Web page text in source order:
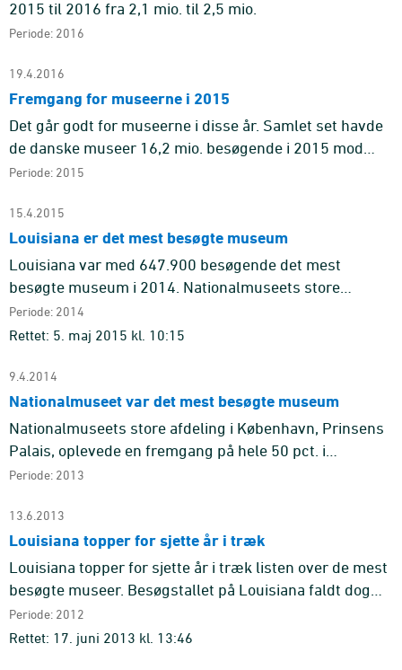
2015 til 2016 fra 2,1 mio. til 2,5 mio.
Periode: 2016
19.4.2016
Fremgang for museerne i 2015
Det går godt for museerne i disse år. Samlet set havde
de danske museer 16,2 mio. besøgende i 2015 mod
14,6 mio. i 2014, hvilket er en stigning på 11 pct. For de
Periode: 2015
15.4.2015
Louisiana er det mest besøgte museum
Louisiana var med 647.900 besøgende det mest
besøgte museum i 2014. Nationalmuseets store
afdeling i København, Prinsens Palais var det
næstmest besøgte museum med 591.00 ...
Periode: 2014
Rettet: 5. maj 2015 kl. 10:15
9.4.2014
Nationalmuseet var det mest besøgte museum
Nationalmuseets store afdeling i København, Prinsens
Palais, oplevede en fremgang på hele 50 pct. i
publikumstallet og blev med 728.000 besøgende det
Periode: 2013
13.6.2013
Louisiana topper for sjette år i træk
Louisiana topper for sjette år i træk listen over de mest
besøgte museer. Besøgstallet på Louisiana faldt dog
fra 2011 til 2012 med 6 pct. og endte på 593.000. ARoS
Aarhu ...
Periode: 2012
Rettet: 17. juni 2013 kl. 13:46